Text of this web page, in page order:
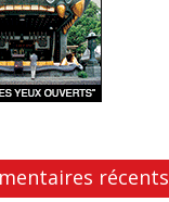
récents